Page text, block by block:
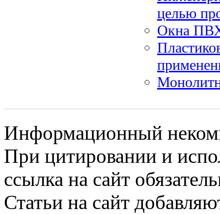
целью
Окна
Информационный
При цитировании и
ссылка на сайт
Статьи на сайт